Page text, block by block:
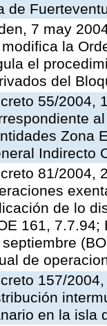
de
7 may
la
el
del
55/2004,
Zona
Indirecto
81/2004,
de lo
161, 7.7.94;
septiembre
de
157/
en la isla